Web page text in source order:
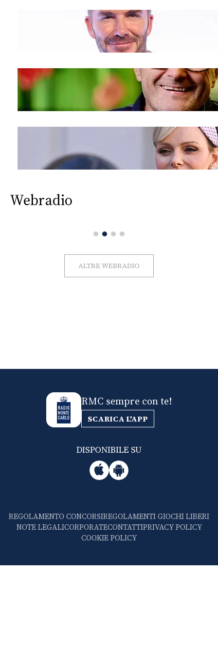
Webradio
ALTRE WEBRADIO
RMC sempre con te!
SCARICA L'APP
DISPONIBILE SU
REGOLAMENTO CONCORSIREGOLAMENTI GIOCHI LIBERI
NOTE LEGALICORPORATECONTATTIPRIVACY POLICY
COOKIE POLICY